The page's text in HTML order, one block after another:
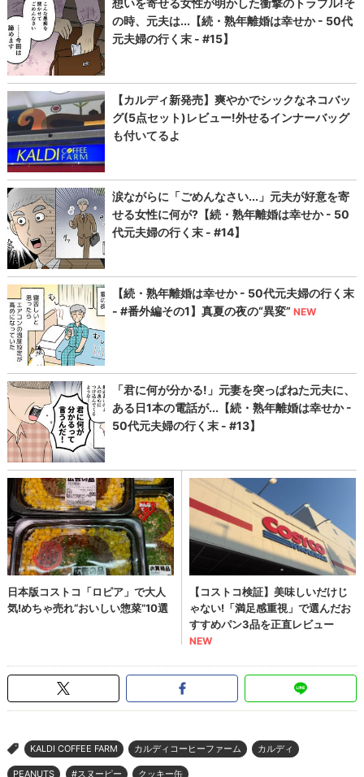
> KALDI COFFEE FARM カルディコーヒーファーム カルディ
PEANUTS #スヌーピー クッキー缶